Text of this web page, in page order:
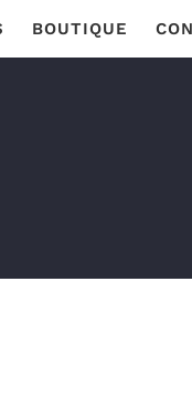
BOUTIQUE